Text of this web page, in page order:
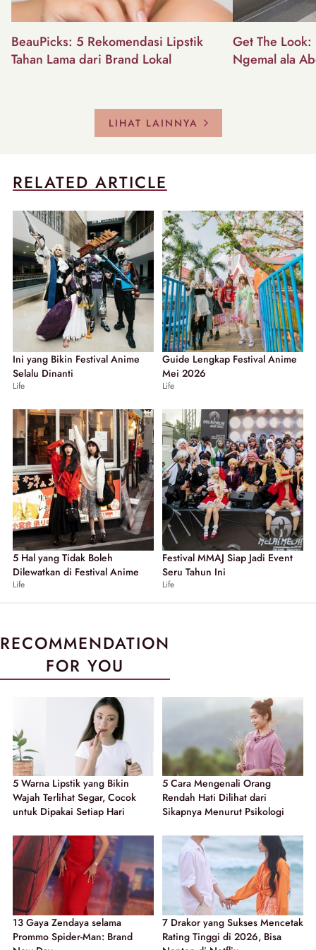
BeauPicks: 5 Rekomendasi Lipstik
Tahan Lama dari Brand Lokal
Get The
Ngemal ala
LIHAT LAINNYA
RELATED ARTICLE
Ini yang Bikin Festival Anime
Selalu Dinanti
Life
Guide Lengkap Festival Anime
Mei 2026
Life
5 Hal yang Tidak Boleh
Dilewatkan di Festival Anime
Life
Festival MMAJ Siap Jadi Event
Seru Tahun Ini
Life
RECOMMENDATION
FOR YOU
5 Warna Lipstik yang Bikin
Wajah Terlihat Segar, Cocok
untuk Dipakai Setiap Hari
5 Cara Mengenali Orang
Rendah Hati Dilihat dari
Sikapnya Menurut Psikologi
13 Gaya Zendaya selama
Prommo Spider-Man: Brand
7 Drakor yang Sukses Mencetak
Rating Tinggi di 2026, Bisa